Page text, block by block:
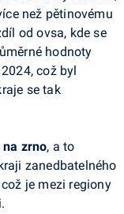
než pětinovému
od ovsa, kde se
hodnoty
což byl
se tak
zrno, a to
zanedbatelného
je mezi regiony